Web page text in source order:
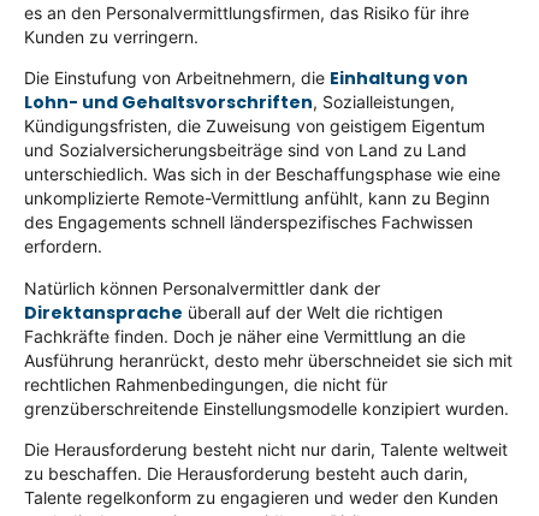
es an den Personalvermittlungsfirmen, das Risiko für ihre
Kunden zu verringern.
Die Einstufung von Arbeitnehmern, die Einhaltung von
Lohn- und Gehaltsvorschriften, Sozialleistungen,
Kündigungsfristen, die Zuweisung von geistigem Eigentum
und Sozialversicherungsbeiträge sind von Land zu Land
unterschiedlich. Was sich in der Beschaffungsphase wie eine
unkomplizierte Remote-Vermittlung anfühlt, kann zu Beginn
des Engagements schnell länderspezifisches Fachwissen
erfordern.
Natürlich können Personalvermittler dank der
Direktansprache überall auf der Welt die richtigen
Fachkräfte finden. Doch je näher eine Vermittlung an die
Ausführung heranrückt, desto mehr überschneidet sie sich mit
rechtlichen Rahmenbedingungen, die nicht für
grenzüberschreitende Einstellungsmodelle konzipiert wurden.
Die Herausforderung besteht nicht nur darin, Talente weltweit
zu beschaffen. Die Herausforderung besteht auch darin,
Talente regelkonform zu engagieren und weder den Kunden